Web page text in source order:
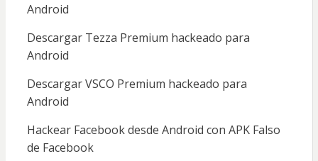
Android
Descargar Tezza Premium hackeado para
Android
Descargar VSCO Premium hackeado para
Android
Hackear Facebook desde Android con APK Falso
de Facebook